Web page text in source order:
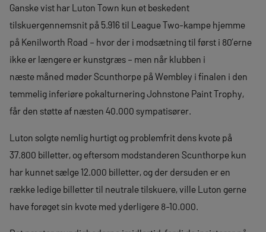
Ganske vist har Luton Town kun et beskedent
tilskuergennemsnit på 5.916 til League Two-kampe hjemme
på Kenilworth Road – hvor der i modsætning til først i 80’erne
ikke er længere er kunstgræs – men når klubben i
næste måned møder Scunthorpe på Wembley i finalen i den
temmelig inferiøre pokalturnering Johnstone Paint Trophy,
får den støtte af næsten 40.000 sympatisører.
Luton solgte nemlig hurtigt og problemfrit dens kvote på
37.800 billetter, og eftersom modstanderen Scunthorpe kun
har kunnet sælge 12.000 billetter, og der dersuden er en
række ledige billetter til neutrale tilskuere, ville Luton gerne
have forøget sin kvote med yderligere 8-10.000.